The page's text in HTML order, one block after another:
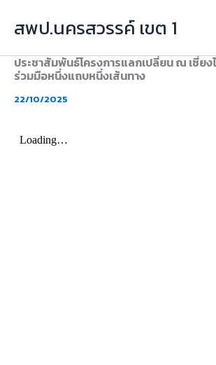
สพป.นครสวรรค์ เขต 1
ประชาสัมพันธ์โครงการแลกเปลี่ยน ณ เซี่ยง
ร่วมมือหนึ่งแถบหนึ่งเส้นทาง
22/10/2025